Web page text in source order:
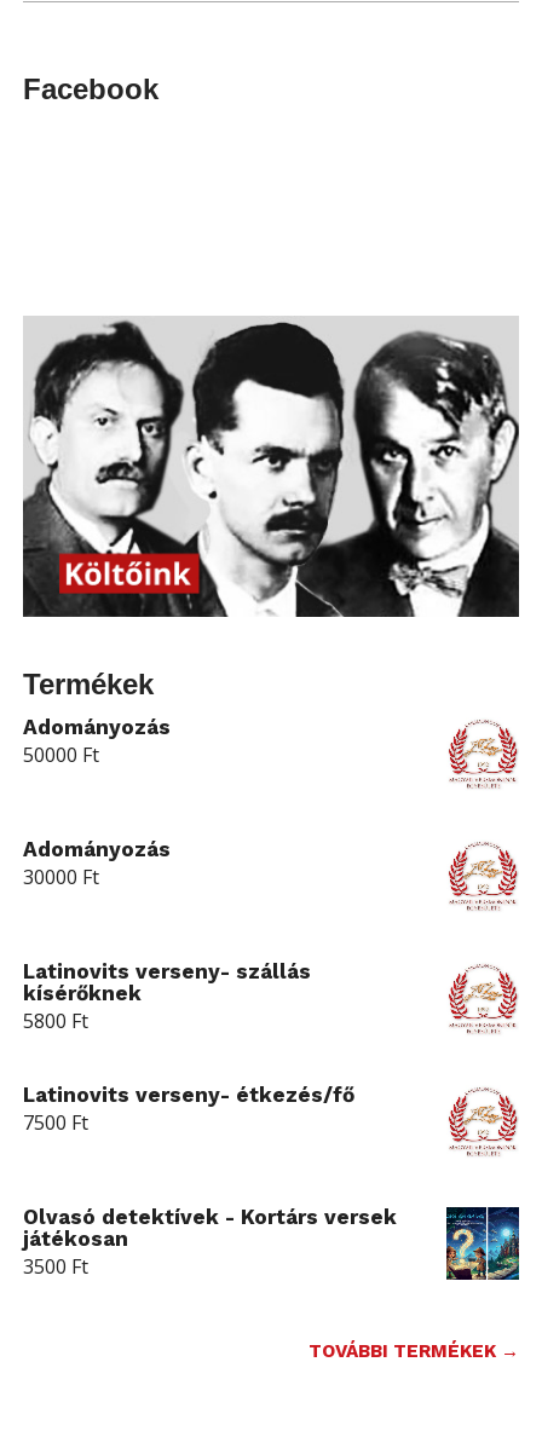
Facebook
Termékek
Adományozás
50000 Ft
Adományozás
30000 Ft
Latinovits verseny- szállás
kísérőknek
5800 Ft
Latinovits verseny- étkezés/fő
7500 Ft
Olvasó detektívek - Kortárs versek
játékosan
3500 Ft
TOVÁBBI TERMÉKEK →